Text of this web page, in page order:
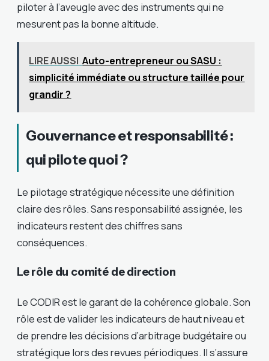
piloter à l’aveugle avec des instruments qui ne
mesurent pas la bonne altitude.
LIRE AUSSI Auto-entrepreneur ou SASU :
simplicité immédiate ou structure taillée pour
grandir ?
Gouvernance et responsabilité :
qui pilote quoi ?
Le pilotage stratégique nécessite une définition
claire des rôles. Sans responsabilité assignée, les
indicateurs restent des chiffres sans
conséquences.
Le rôle du comité de direction
Le CODIR est le garant de la cohérence globale. Son
rôle est de valider les indicateurs de haut niveau et
de prendre les décisions d’arbitrage budgétaire ou
stratégique lors des revues périodiques. Il s’assure